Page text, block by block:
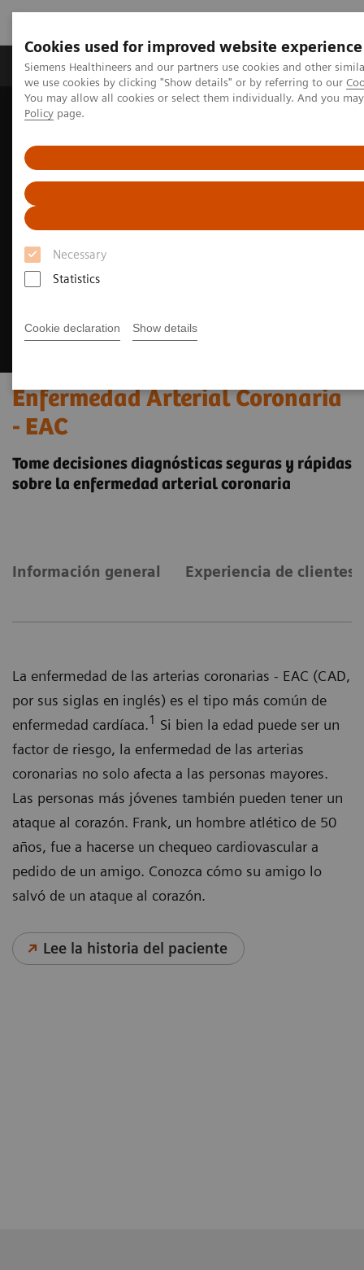
Cookies used for improved website experience
Siemens Healthineers and our partners use cookies and other
we use cookies by clicking "Show details" or by referring to our
You may allow all cookies or select them individually. And you
Policy page.
Necessary
Statistics
Cookie declaration Show details
Productos y servicios Especialidades Clínicas
Siemens Healthineers Latinoamérica
Cuidado cardiovascular
Enfermedad Arterial Coronaria - EAC
Enfermedad Arterial Coronaria
- EAC
Tome decisiones diagnósticas seguras y rápidas
sobre la enfermedad arterial coronaria
Información general Experiencia de clientes
La enfermedad de las arterias coronarias - EAC (CAD,
por sus siglas en inglés) es el tipo más común de
enfermedad cardíaca.1 Si bien la edad puede ser un
factor de riesgo, la enfermedad de las arterias
coronarias no solo afecta a las personas mayores.
Las personas más jóvenes también pueden tener un
ataque al corazón. Frank, un hombre atlético de 50
años, fue a hacerse un chequeo cardiovascular a
pedido de un amigo. Conozca cómo su amigo lo
salvó de un ataque al corazón.
Lee la historia del paciente